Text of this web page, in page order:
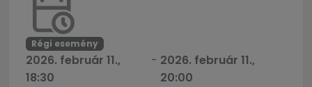
Régi esemény
2026. február 11.,
18:30
- 2026. február 11.,
20:00